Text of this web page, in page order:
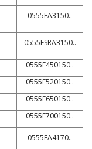
0555EA3150..
0555ESRA3150..
0555E450150..
0555E520150..
0555E650150..
0555E700150..
0555EA4170..